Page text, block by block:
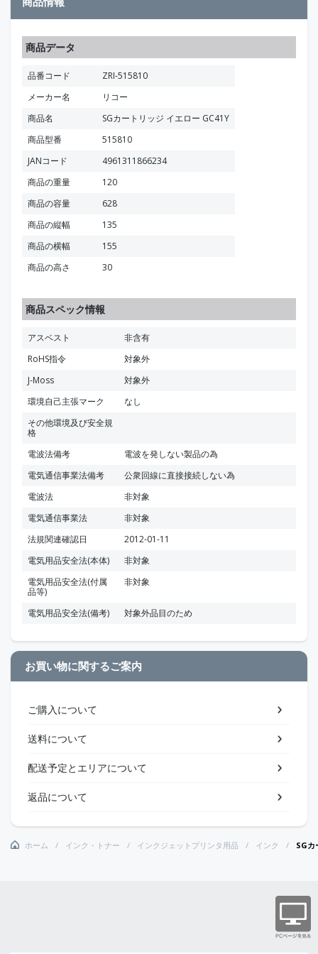
商品データ
品番コード
ZRI-515810
メーカー名
リコー
商品名
SGカートリッジ イエロー GC41Y
商品型番
515810
JANコード
4961311866234
商品の重量
120
商品の容量
628
商品の縦幅
135
商品の横幅
155
商品の高さ
30
商品スペック情報
アスベスト
非含有
RoHS指令
対象外
J-Moss
対象外
環境自己主張マーク
なし
その他環境及び安全規
格
電波法備考
電波を発しない製品の為
電気通信事業法備考
公衆回線に直接接続しない為
電波法
非対象
電気通信事業法
非対象
法規関連確認日
2012-01-11
電気用品安全法(本体)
非対象
電気用品安全法(付属
品等)
非対象
電気用品安全法(備考) 対象外品目のため
お買い物に関するご案内
ご購入について
送料について
配送予定とエリアについて
返品について
ホーム インク・トナー インクジェットプリンタ用品 インク SGカ